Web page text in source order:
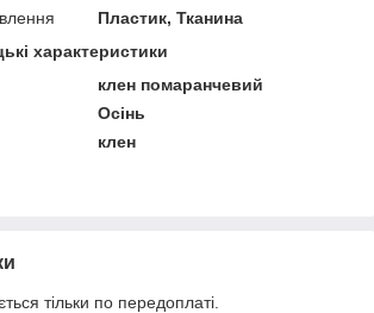
Пластик, Тканина
характеристики
клен помаранчевий
Осінь
клен
тільки по передоплаті.